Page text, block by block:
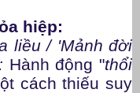
hiệp:
liều / 'Mảnh đời
Hành động "thổi
cách thiếu suy